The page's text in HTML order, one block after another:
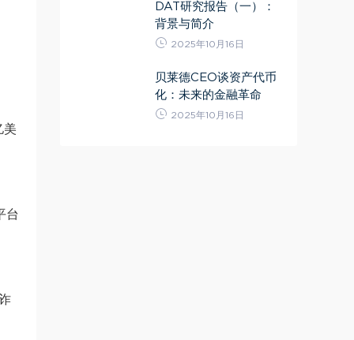
美
台
DAT研究报告（一）：
背景与简介
2025年10月16日
贝莱德CEO谈资产代币
化：未来的金融革命
2025年10月16日